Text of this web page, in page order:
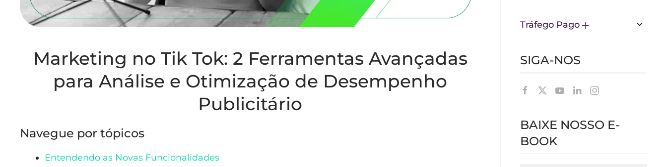
Marketing no Tik Tok: 2 Ferramentas Avançadas
para Análise e Otimização de Desempenho
Publicitário
Navegue por tópicos
Entendendo as Novas Funcionalidades
Tráfego Pago
SIGA-NOS
BAIXE NOSSO E-
BOOK